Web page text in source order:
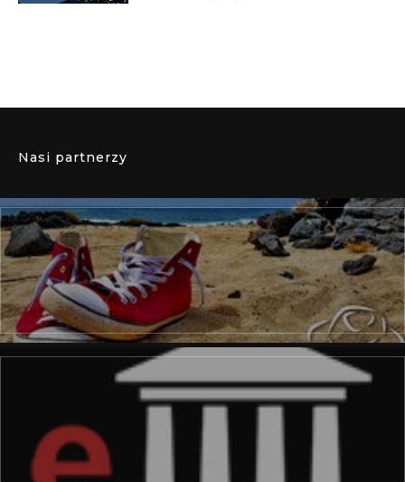
Nasi partnerzy